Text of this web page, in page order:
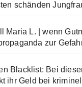
schänden
Maria L. | wenn
zur
Blacklist: Bei
ihr Geld bei